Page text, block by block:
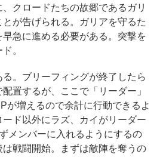
クロードたちの故郷であるガリ
が告げられる。ガリアを守るた
急に進める必要がある。突撃を
。
。ブリーフィングが終了したら
置するが、ここで「リーダー」
が増えるので余計に行動できるよ
ード以外にラズ、カイがリーダー
メンバーに入れるようにするの
戦闘開始。まずは敵陣を奪うの